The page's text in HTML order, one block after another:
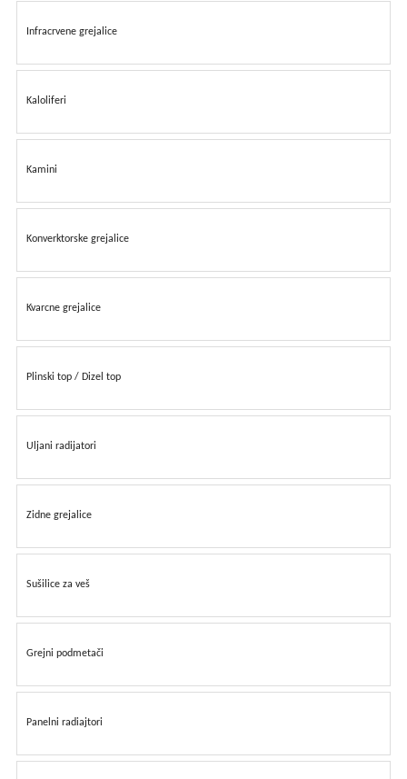
aparati
Alati
oprema
Sport
rekreacija
Auto
Aksesoari
Oprema
bebe
decu
Infracrvene grejalice
Kaloliferi
Kamini
Konverktorske grejalice
Kvarcne grejalice
Plinski top / Dizel top
Uljani radijatori
Zidne grejalice
Sušilice za veš
Grejni podmetači
Panelni radiajtori